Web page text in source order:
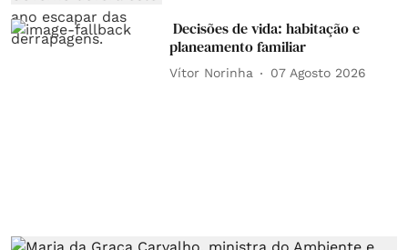
Decisões de vida: habitação e
planeamento familiar
Vítor Norinha 07 Agosto 2026